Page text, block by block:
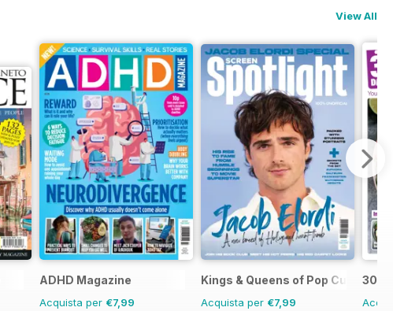
View All
ADHD Magazine
Acquista per €7,99
Kings & Queens of Pop Culture
Acquista per €7,99
30